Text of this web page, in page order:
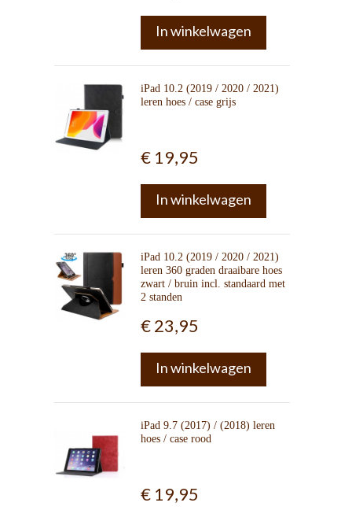
In winkelwagen
iPad 10.2 (2019 / 2020 / 2021)
leren hoes / case grijs
€ 19,95
In winkelwagen
iPad 10.2 (2019 / 2020 / 2021)
leren 360 graden draaibare hoes
zwart / bruin incl. standaard met
2 standen
€ 23,95
In winkelwagen
iPad 9.7 (2017) / (2018) leren
hoes / case rood
€ 19,95